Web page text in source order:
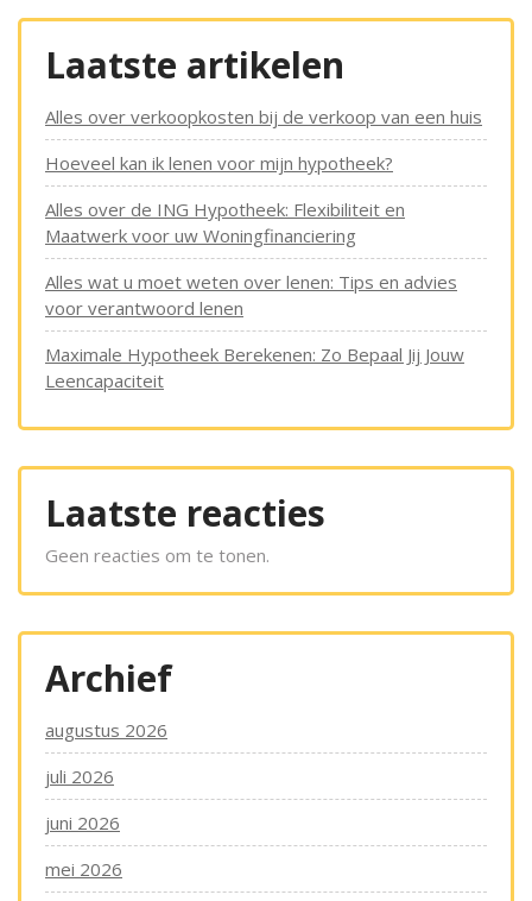
Laatste artikelen
Alles over verkoopkosten bij de verkoop van een huis
Hoeveel kan ik lenen voor mijn hypotheek?
Alles over de ING Hypotheek: Flexibiliteit en
Maatwerk voor uw Woningfinanciering
Alles wat u moet weten over lenen: Tips en advies
voor verantwoord lenen
Maximale Hypotheek Berekenen: Zo Bepaal Jij Jouw
Leencapaciteit
Laatste reacties
Geen reacties om te tonen.
Archief
augustus 2026
juli 2026
juni 2026
mei 2026